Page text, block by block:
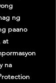
ng
paano
at
na